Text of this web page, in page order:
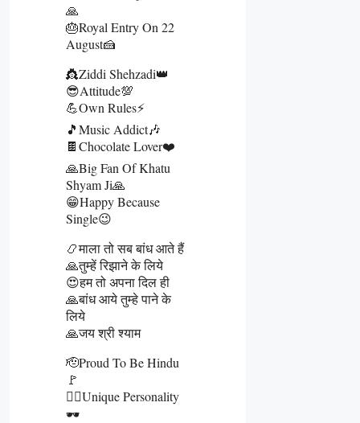
🙏
🎂Royal Entry On 22
August🍰
👸Ziddi Shehzadi👑
😎Attitude💯
💪Own Rules⚡
🎵Music Addict🎶
🍫Chocolate Lover❤️
🙏Big Fan Of Khatu
Shyam Ji🙏
😁Happy Because
Single😉
📿माला तो सब बांध आते हैं
🙏तुम्हें रिझाने के लिये
😍हम तो अपना दिल ही
🙏बांध आये तुम्हे पाने के
लिये
🙏जय श्री श्याम
🫡Proud To Be Hindu
🚩
👰‍♀️Unique Personality
🕶️